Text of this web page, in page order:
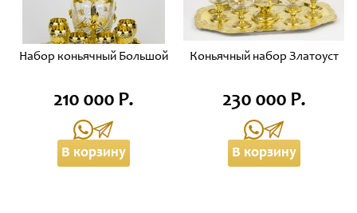
Набор коньячный Большой
210 000 Р.
В корзину
Коньячный набор Златоуст
230 000 Р.
В корзину